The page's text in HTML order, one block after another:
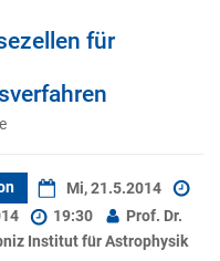
für
Mi, 21.5.2014
19:30
Prof. Dr.
Institut für Astrophysik